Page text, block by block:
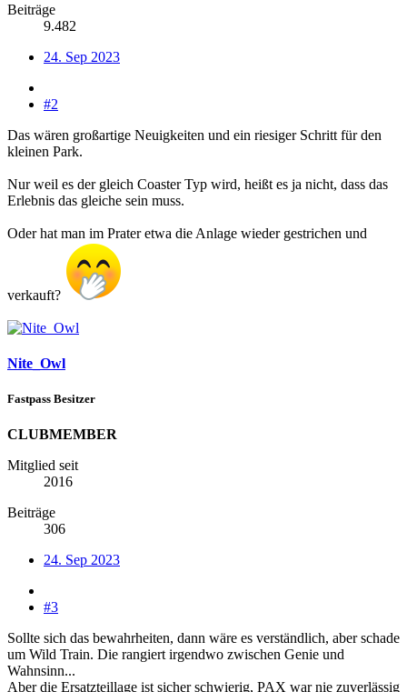
Beiträge
9.482
24. Sep 2023
#2
Das wären großartige Neuigkeiten und ein riesiger Schritt für den
kleinen Park.
Nur weil es der gleich Coaster Typ wird, heißt es ja nicht, dass das
Erlebnis das gleiche sein muss.
Oder hat man im Prater etwa die Anlage wieder gestrichen und
verkauft?
Nite_Owl
Fastpass Besitzer
CLUBMEMBER
Mitglied seit
2016
Beiträge
306
24. Sep 2023
#3
Sollte sich das bewahrheiten, dann wäre es verständlich, aber schade
um Wild Train. Die rangiert irgendwo zwischen Genie und
Wahnsinn...
Aber die Ersatzteillage ist sicher schwierig, PAX war nie zuverlässig